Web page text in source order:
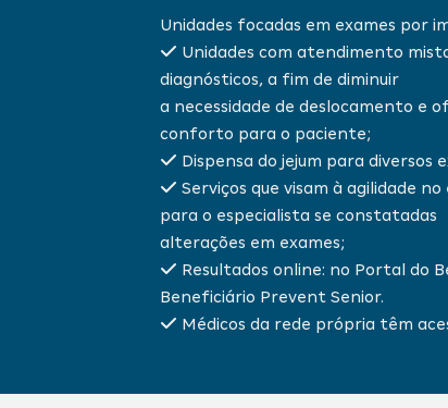
Unidades focadas em exames por
Unidades com atendimento
diagnósticos, a fim de diminuir
a necessidade de deslocamento e
conforto para o paciente;
Dispensa do jejum para diversos
Serviços que visam à agilidade
para o especialista se constatadas
alterações em exames;
Resultados online: no Portal do
Beneficiário Prevent Senior.
Médicos da rede própria têm